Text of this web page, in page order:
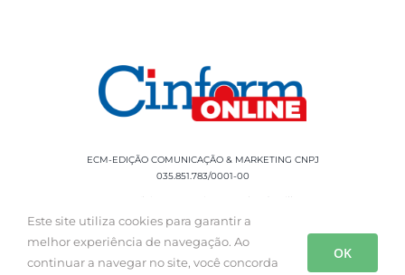
ECM-EDIÇÃO COMUNICAÇÃO & MARKETING CNPJ
035.851.783/0001-00
Rua Sílvio Cesar Leite, 90 Salgado Filho -
Aracaju, SE, CEP: 49020-060 Fone: +55 79
Este site utiliza cookies para garantir a
melhor experiência de navegação. Ao
continuar a navegar no site, você concorda
OK